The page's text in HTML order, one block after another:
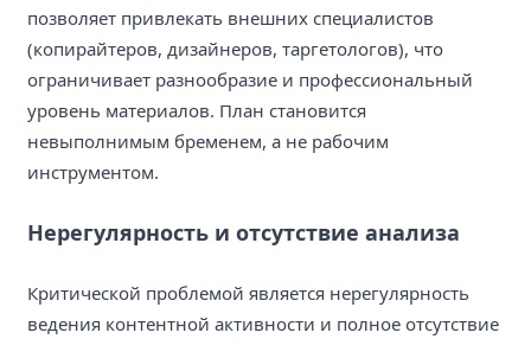
позволяет привлекать внешних специалистов
(копирайтеров, дизайнеров, таргетологов), что
ограничивает разнообразие и профессиональный
уровень материалов. План становится
невыполнимым бременем, а не рабочим
инструментом.
Нерегулярность и отсутствие анализа
Критической проблемой является нерегулярность
ведения контентной активности и полное отсутствие